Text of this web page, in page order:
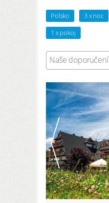
Polsko 3 x noc
1 x pokoj
Naše doporučení